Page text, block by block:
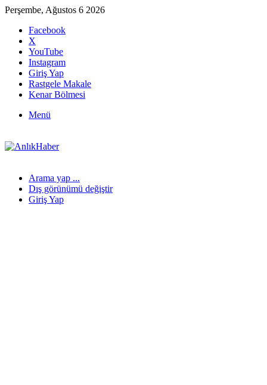
Perşembe, Ağustos 6 2026
Facebook
X
YouTube
Instagram
Giriş Yap
Rastgele Makale
Kenar Bölmesi
Menü
Arama yap ...
Dış görünümü değiştir
Giriş Yap